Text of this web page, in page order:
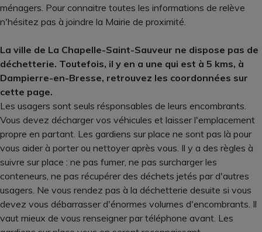
ménagers. Pour connaitre toutes les informations de relève
n'hésitez pas à joindre la Mairie de proximité.
La ville de La Chapelle-Saint-Sauveur ne dispose pas de
déchetterie. Toutefois, il y en a une qui est à 5 kms, à
Dampierre-en-Bresse, retrouvez les coordonnées sur
cette page.
Les usagers sont seuls résponsables de leurs encombrants.
Vous devez décharger vos véhicules et laisser l'emplacement
propre en partant. Les gardiens sur place ne sont pas là pour
vous aider à porter ou nettoyer après vous. Il y a des règles à
suivre sur place : ne pas fumer, ne pas surcharger les
conteneurs, ne pas récupérer des déchets jetés par d'autres
usagers. Ne vous rendez pas à la déchetterie desuite si vous
devez vous débarrasser d'énormes volumes d'encombrants. Il
vaut mieux de vous renseigner par téléphone avant. Les